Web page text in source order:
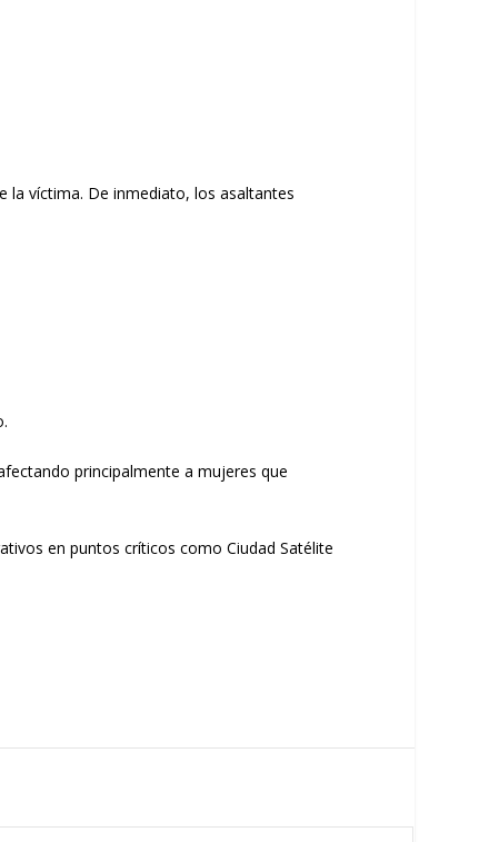
la víctima. De inmediato, los asaltantes
principalmente a mujeres que
en puntos críticos como Ciudad Satélite